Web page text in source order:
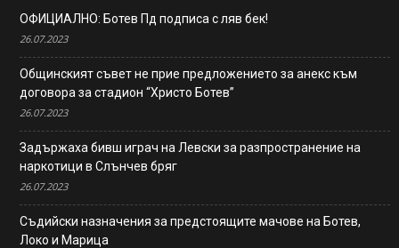
ОФИЦИАЛНО: Ботев Пд подписа с ляв бек!
26.07.2023
Общинският съвет не прие предложението за анекс към
договора за стадион “Христо Ботев”
26.07.2023
Задържаха бивш играч на Левски за разпространение на
наркотици в Слънчев бряг
26.07.2023
Съдийски назначения за предстоящите мачове на Ботев,
Локо и Марица